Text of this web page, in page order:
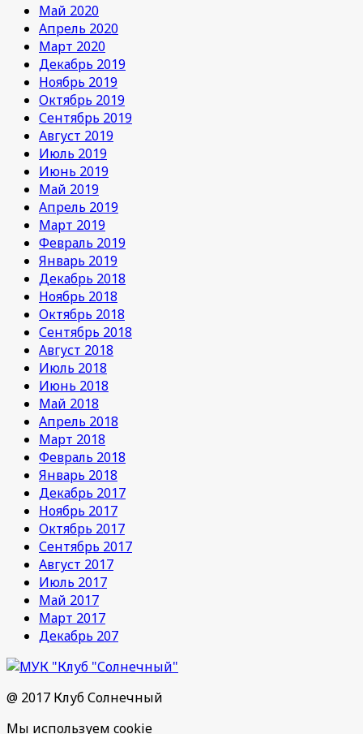
Май 2020
Апрель 2020
Март 2020
Декабрь 2019
Ноябрь 2019
Октябрь 2019
Сентябрь 2019
Август 2019
Июль 2019
Июнь 2019
Май 2019
Апрель 2019
Март 2019
Февраль 2019
Январь 2019
Декабрь 2018
Ноябрь 2018
Октябрь 2018
Сентябрь 2018
Август 2018
Июль 2018
Июнь 2018
Май 2018
Апрель 2018
Март 2018
Февраль 2018
Январь 2018
Декабрь 2017
Ноябрь 2017
Октябрь 2017
Сентябрь 2017
Август 2017
Июль 2017
Май 2017
Март 2017
Декабрь 207
@ 2017 Клуб Солнечный
Мы используем cookie